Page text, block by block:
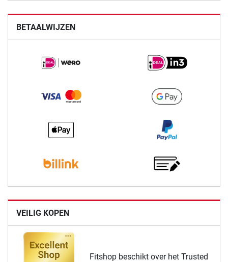
BETAALWIJZEN
VEILIG KOPEN
Fitshop beschikt over het Trusted